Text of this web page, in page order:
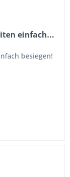
einfach...
besiegen!